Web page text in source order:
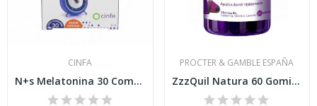
CINFA
N+s Melatonina 30 Comp Masticables
PROCTER & GAMBLE ESPAÑA
ZzzQuil Natura 60 Gominolas